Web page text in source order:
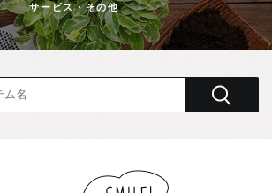
サービス・その他